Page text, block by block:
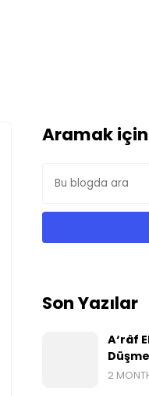
Aramak
Son Yazılar
A‘râf
2